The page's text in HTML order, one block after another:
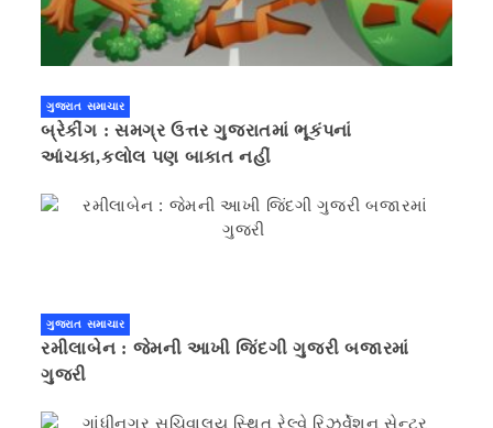
ગુજરાત સમાચાર
બ્રેકીંગ : સમગ્ર ઉત્તર ગુજરાતમાં ભૂકંપનાં
આંચકા,કલોલ પણ બાકાત નહીં
ગુજરાત સમાચાર
રમીલાબેન : જેમની આખી જિંદગી ગુજરી બજારમાં
ગુજરી